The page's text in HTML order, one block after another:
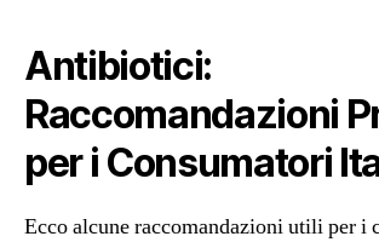
Antibiotici:
Raccomandazioni
per i Consumatori
Ecco alcune raccomandazioni utili per i